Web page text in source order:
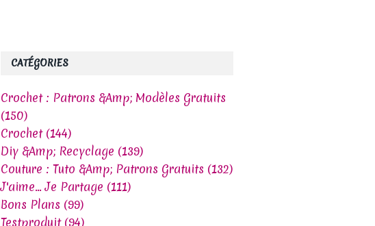
CATÉGORIES
Crochet : Patrons &Amp; Modèles Gratuits
(150)
Crochet (144)
Diy &Amp; Recyclage (139)
Couture : Tuto &Amp; Patrons Gratuits (132)
J'aime... Je Partage (111)
Bons Plans (99)
Testproduit (94)